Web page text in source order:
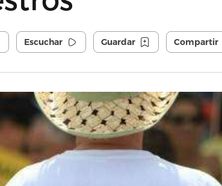
Escuchar Guardar Compartir